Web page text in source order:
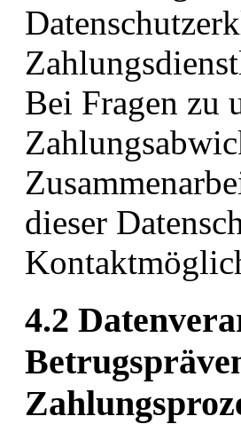
Bei Fragen zu
dieser
4.2